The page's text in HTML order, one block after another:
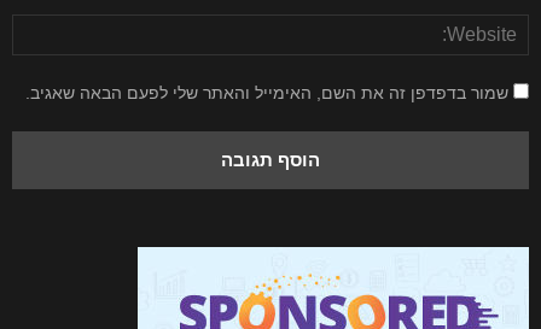
שמור בדפדפן זה את השם, האימייל והאתר שלי לפעם הבאה שאגיב.